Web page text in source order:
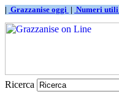
| Grazzanise oggi | Numeri utili
Ricerca